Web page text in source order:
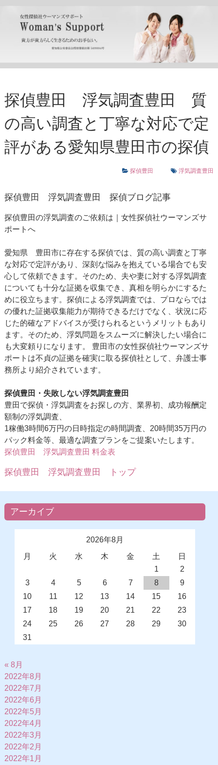
探偵豊田 浮気調査豊田 質
の高い調査と丁寧な対応で定
評がある愛知県豊田市の探偵
探偵豊田 浮気調査豊田
探偵豊田 浮気調査豊田 探偵ブログ記事
探偵豊田の浮気調査のご依頼は｜女性探偵社ウーマンズサ
ポートへ
愛知県 豊田市に存在する探偵では、質の高い調査と丁寧
な対応で定評があり、深刻な悩みを抱えている場合でも安
心して依頼できます。そのため、夫や妻に対する浮気調査
についても十分な証拠を収集でき、真相を明らかにするた
めに役立ちます。探偵による浮気調査では、プロならでは
の優れた証拠収集能力が期待できるだけでなく、状況に応
じた的確なアドバイスが受けられるというメリットもあり
ます。そのため、浮気問題をスムーズに解決したい場合に
も大変頼りになります。 豊田市の女性探偵社ウーマンズサ
ポートは不貞の証拠を確実に取る探偵社として、弁護士事
務所より紹介されています。
探偵豊田・失敗しない浮気調査豊田
豊田で探偵・浮気調査をお探しの方、業界初、成功報酬定
額制の浮気調査、
1稼働3時間6万円の日時指定の時間調査、20時間35万円の
パック料金等、最適な調査プランをご提案いたします。
探偵豊田 浮気調査豊田 料金表
探偵豊田 浮気調査豊田 トップ
アーカイブ
2026年8月
月
火 水 木 金 土
日
1
2
3
4 5 6 7 8
9
10
11 12 13 14 15
16
17
18 19 20 21 22
23
24
25 26 27 28 29
30
31
« 8月
2022年8月
2022年7月
2022年6月
2022年5月
2022年4月
2022年3月
2022年2月
2022年1月